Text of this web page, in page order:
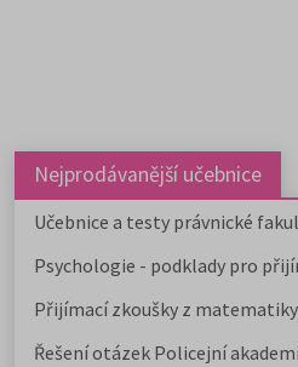
Nejprodávanější učebnice
Učebnice a testy právnické
Psychologie - podklady pro
Přijímací zkoušky z matematiky
Řešení otázek Policejní